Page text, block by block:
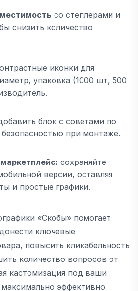
со степлерами и
снизить количество
иконки для
упаковка (1000 шт, 500
блок с советами по
при монтаже.
сохраняйте
версии, оставляя
и простые графики.
«Скобы» помогает
ключевые
повысить кликабельность
количество вопросов от
кастомизация под ваши
эффективно